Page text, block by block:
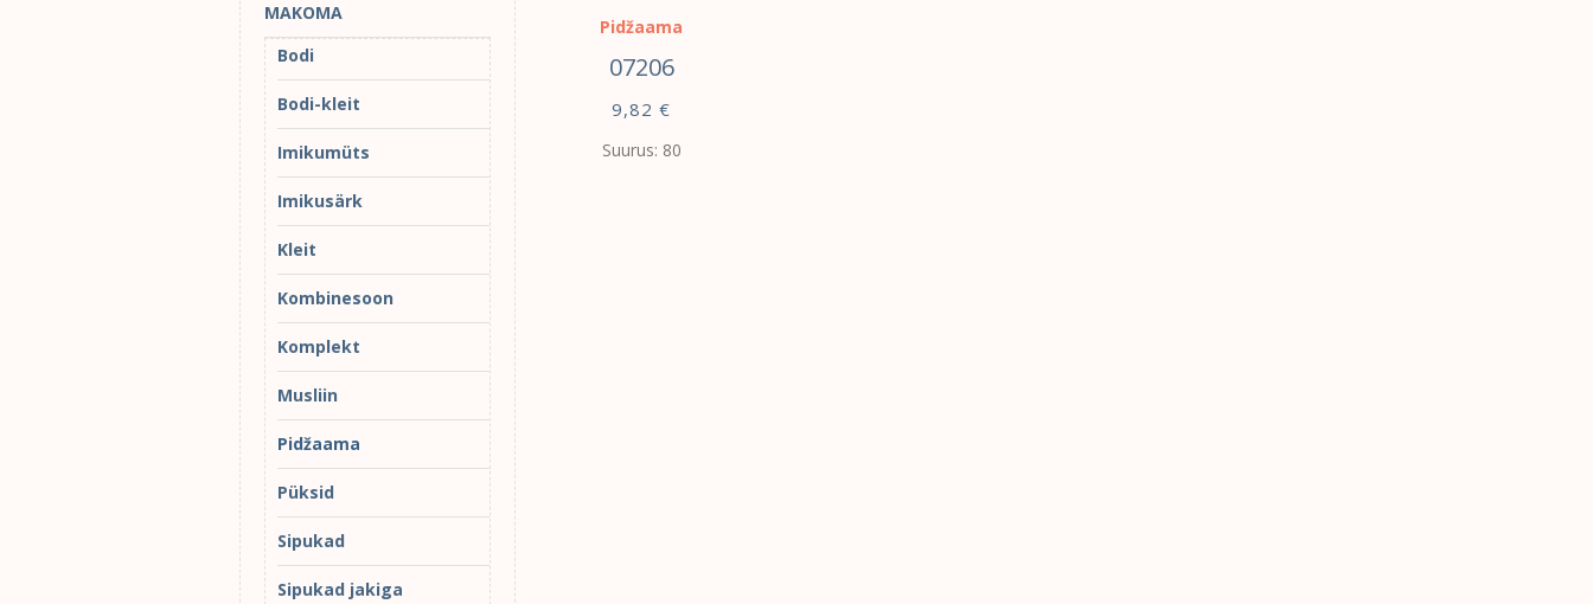
Pidžaama
07206
9,82 €
Suurus: 80
MAKOMA
Bodi
Bodi-kleit
Imikumüts
Imikusärk
Kleit
Kombinesoon
Komplekt
Musliin
Pidžaama
Püksid
Sipukad
Sipukad jakiga